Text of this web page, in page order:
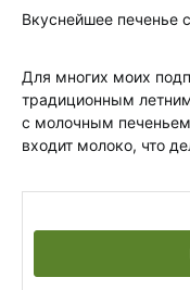
Вкуснейшее печенье
Для многих моих
традиционным
с молочным печеньем
входит молоко, что